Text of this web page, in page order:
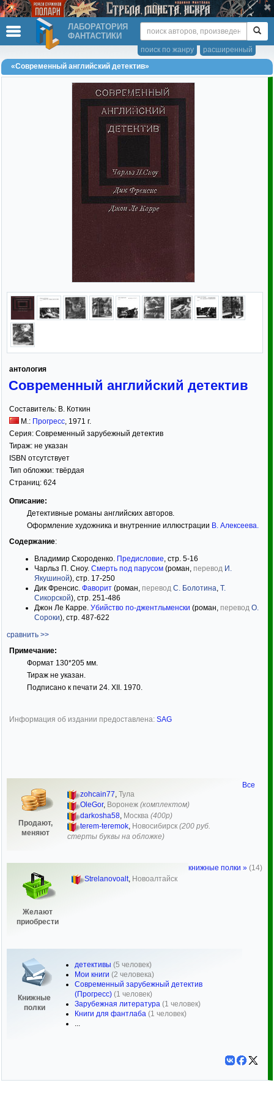
ЛАБОРАТОРИЯ
ФАНТАСТИКИ
расширенный
поиск по жанру
«Современный английский детектив»
антология
Современный английский детектив
Составитель: В. Коткин
М.: Прогресс, 1971 г.
Серия: Современный зарубежный детектив
Тираж: не указан
ISBN отсутствует
Тип обложки: твёрдая
Страниц: 624
Описание:
Детективные романы английских авторов.
Оформление художника и внутренние иллюстрации В. Алексеева.
Содержание:
Владимир Скороденко. Предисловие, стр. 5-16
Чарльз П. Сноу. Смерть под парусом (роман, перевод И.
Якушиной), стр. 17-250
Дик Френсис. Фаворит (роман, перевод С. Болотина, Т.
Сикорской), стр. 251-486
Джон Ле Карре. Убийство по-джентльменски (роман, перевод О.
Сороки), стр. 487-622
сравнить >>
Примечание:
Формат 130*205 мм.
Тираж не указан.
Подписано к печати 24. XII. 1970.
Информация об издании предоставлена: SAG
Продают,
меняют
zohcain77, Тула
OleGor, Воронеж (комплектом)
darkosha58 Москва (400р)
terem-teremok, Новосибирск (200 руб.
стерты буквы на обложке)
Желают
приобрести
Strelanovoalt, Новоалтайск
Книжные
полки
детективы (5 человек)
Мои книги (2 человека)
Современный зарубежный детектив
(Прогресс) (1 человек)
Зарубежная литература (1 человек)
Книги для фантлаба (1 человек)
...
Все
книжные полки » (14)